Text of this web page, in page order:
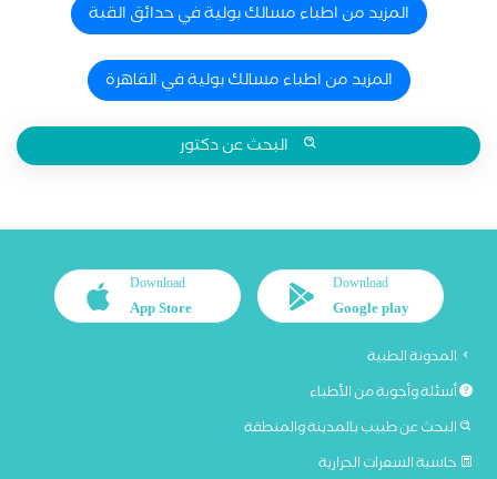
المزيد من اطباء مسالك بولية في حدائق القبة
المزيد من اطباء مسالك بولية في القاهرة
البحث عن دكتور
Download
Google play
Download
App Store
المدونة الطبية
أسئلة وأجوبة من الأطباء
البحث عن طبيب بالمدينة والمنطقة
حاسبة السعرات الحرارية